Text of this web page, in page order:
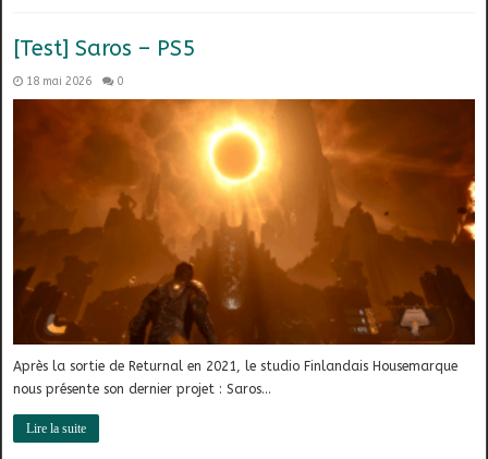
[Test] Saros – PS5
18 mai 2026 0
Après la sortie de Returnal en 2021, le studio Finlandais Housemarque
nous présente son dernier projet : Saros…
Lire la suite